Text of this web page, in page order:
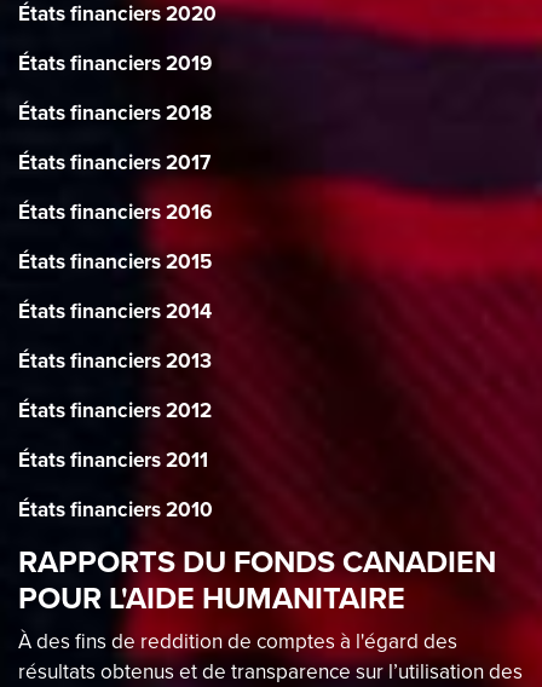
États financiers 2020
États financiers 2019
États financiers 2018
États financiers 2017
États financiers 2016
États financiers 2015
États financiers 2014
États financiers 2013
États financiers 2012
États financiers 2011
États financiers 2010
RAPPORTS DU FONDS CANADIEN
POUR L'AIDE HUMANITAIRE
À des fins de reddition de comptes à l'égard des
résultats obtenus et de transparence sur l’utilisation des